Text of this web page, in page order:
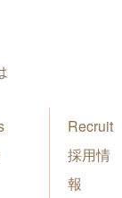
Recruit
採用情
報